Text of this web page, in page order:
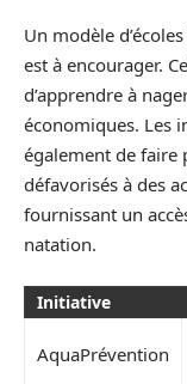
Un modèle
est à encourager.
d’apprendre à
économiques. Les
également de faire
défavorisés à des
fournissant un
natation.
Initiative
AquaPrévention